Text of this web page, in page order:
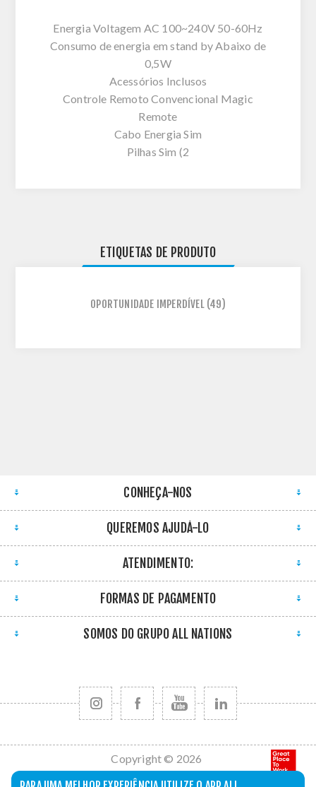
Energia Voltagem AC 100~240V 50-60Hz
Consumo de energia em stand by Abaixo de
0,5W
Acessórios Inclusos
Controle Remoto Convencional Magic
Remote
Cabo Energia Sim
Pilhas Sim (2
ETIQUETAS DE PRODUTO
OPORTUNIDADE IMPERDÍVEL (49)
CONHEÇA-NOS
QUEREMOS AJUDÁ-LO
ATENDIMENTO:
FORMAS DE PAGAMENTO
SOMOS DO GRUPO ALL NATIONS
Copyright © 2026
All Nations. Todos